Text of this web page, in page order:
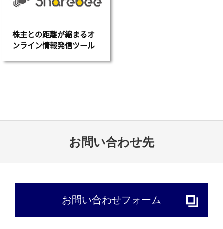
株主との距離が縮まるオ
ンライン情報発信ツール
お問い合わせ先
お問い合わせフォーム